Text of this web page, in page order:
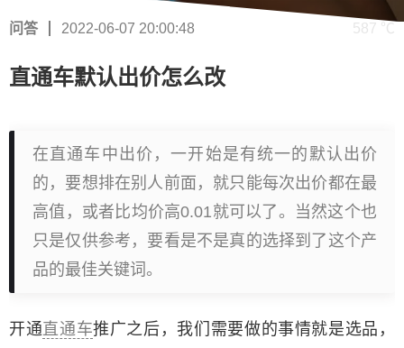
问答 2022-06-07 20:00:48 587 ℃
直通车默认出价怎么改
在直通车中出价，一开始是有统一的默认出价
的，要想排在别人前面，就只能每次出价都在最
高值，或者比均价高0.01就可以了。当然这个也
只是仅供参考，要看是不是真的选择到了这个产
品的最佳关键词。
开通直通车推广之后，我们需要做的事情就是选品，